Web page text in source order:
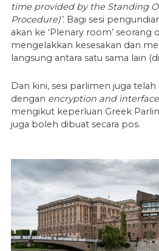
time provided by the Standing
Procedure)’.Bagi sesi
akan ke ‘Plenary room’ seorang
mengelakkan kesesakan dan
langsung antara satu sama lain
Dan kini, sesi parlimen juga
dengan encryption and
mengikut keperluan Greek
juga boleh dibuat secara pos.